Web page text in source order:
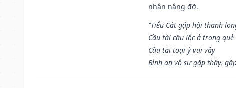
nhân nâng đỡ.
“Tiểu Cát gặp hội thanh
Cầu tài cầu lộc ở trong quẻ
Cầu tài toại ý vui vầy
Bình an vô sự gặp thầy,